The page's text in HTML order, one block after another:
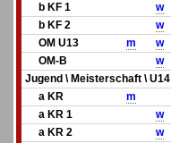
b KF 1
w
b KF 2
w
OM U13
m
w
OM-B
w
Jugend \ Meisterschaft \ U14
a KR
m
a KR 1
w
a KR 2
w